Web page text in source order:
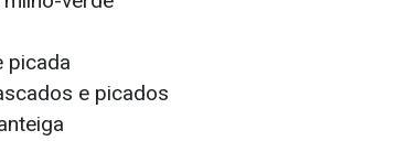
picada
e picados